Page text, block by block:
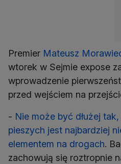
Premier Mateusz
wtorek w Sejmie expose
wprowadzenie
przed wejściem na
- Nie może być dłużej
pieszych jest najbardziej
elementem na drogach.
zachowują się roztropnie